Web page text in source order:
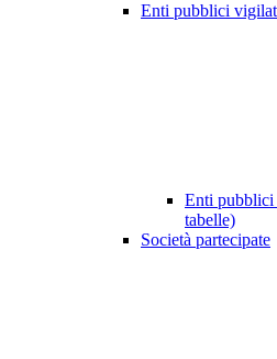
Enti pubblici
Enti pubblici
tabelle)
Società partecipate